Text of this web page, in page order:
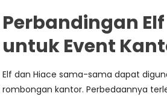
Perbandingan
untuk Event
Elf dan Hiace sama-sama dapat
rombongan kantor. Perbedaannya